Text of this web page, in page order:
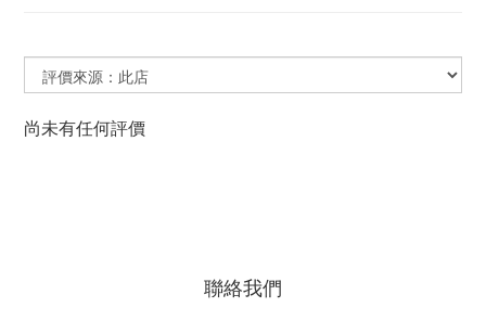
尚未有任何評價
聯絡我們